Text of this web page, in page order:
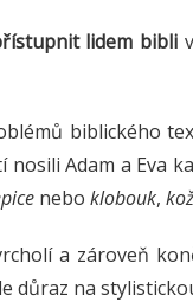
lidem bibli
biblického
Adam a Eva
nebo klobouk,
a zároveň
důraz na